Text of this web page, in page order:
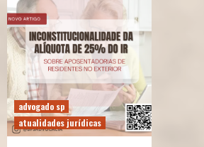
advogado sp
atualidades jurídicas